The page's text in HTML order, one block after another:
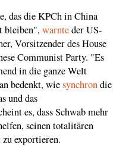
das die KPCh in China
bleiben",warnteder US-
Vorsitzender des House
Communist Party. "Es
in die ganze Welt
bedenkt, wiesynchrondie
und das
es, dass Schwab mehr
seinen totalitären
exportieren.